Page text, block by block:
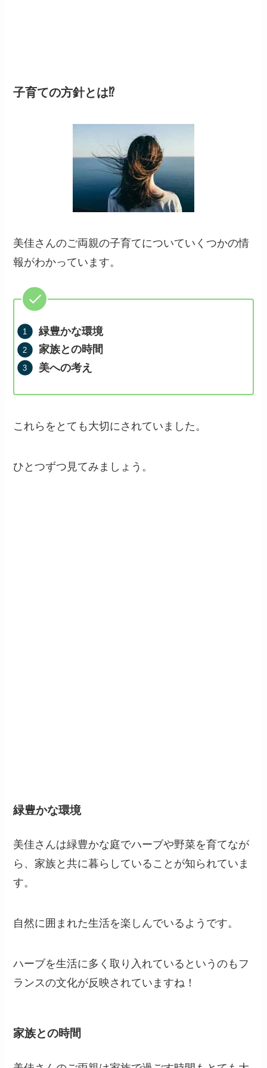
子育ての方針とは⁉
美佳さんのご両親の子育てについていくつかの情
報がわかっています。
緑豊かな環境
家族との時間
美への考え
これらをとても大切にされていました。
ひとつずつ見てみましょう。
緑豊かな環境
美佳さんは緑豊かな庭でハーブや野菜を育てなが
ら、家族と共に暮らしていることが知られていま
す。
自然に囲まれた生活を楽しんでいるようです。
ハーブを生活に多く取り入れているというのもフ
ランスの文化が反映されていますね！
家族との時間